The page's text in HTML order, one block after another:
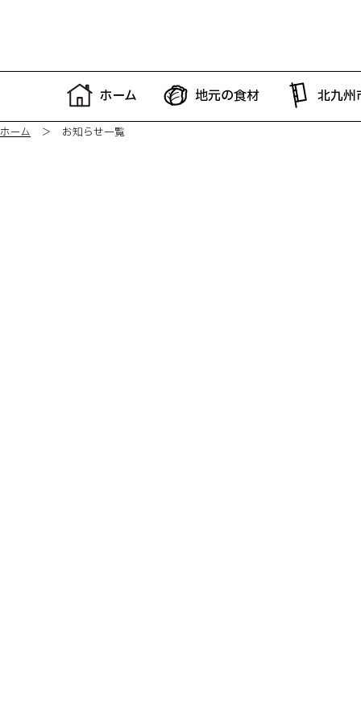
ホーム 地元の食材 北九州
ホーム ＞ お知らせ一覧